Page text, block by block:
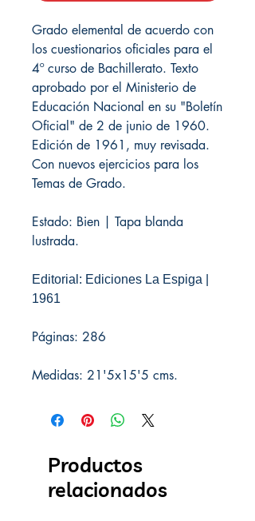
Grado elemental de acuerdo con
los cuestionarios oficiales para el
4º curso de Bachillerato. Texto
aprobado por el Ministerio de
Educación Nacional en su "Boletín
Oficial" de 2 de junio de 1960.
Edición de 1961, muy revisada.
Con nuevos ejercicios para los
Temas de Grado.
Estado: Bien | Tapa blanda
lustrada.
Editorial: Ediciones La Espiga |
1961
Páginas: 286
Medidas: 21'5x15'5 cms.
Productos
relacionados